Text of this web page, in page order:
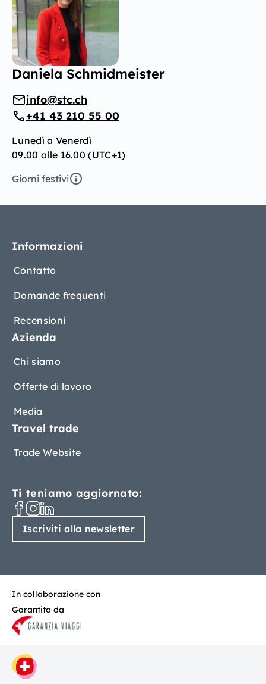
Daniela Schmidmeister
info@stc.ch
+41 43 210 55 00
Lunedì a Venerdì
09.00 alle 16.00 (UTC+1)
Giorni festivi
Informazioni
Contatto
Domande frequenti
Recensioni
Azienda
Chi siamo
Offerte di lavoro
Media
Travel trade
Trade Website
Ti teniamo aggiornato:
Iscriviti alla newsletter
In collaborazione con
Garantito da